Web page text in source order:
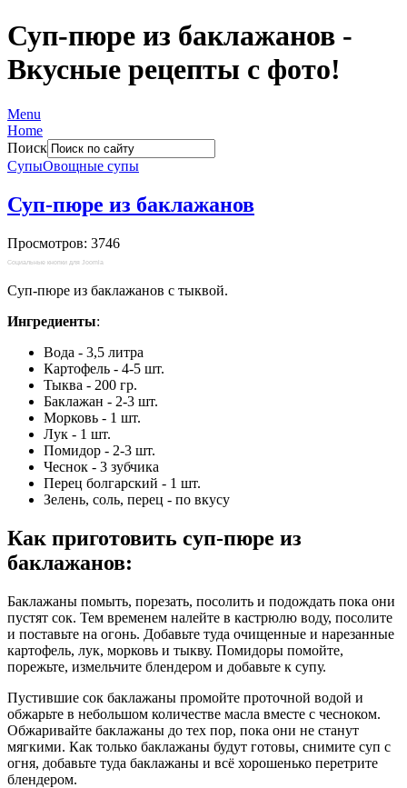
Суп-пюре из баклажанов -
Вкусные рецепты с фото!
Menu
Home
Поиск
СупыОвощные супы
Суп-пюре из баклажанов
Просмотров: 3746
Социальные кнопки для Joomla
Суп-пюре из баклажанов с тыквой.
Ингредиенты:
Вода - 3,5 литра
Картофель - 4-5 шт.
Тыква - 200 гр.
Баклажан - 2-3 шт.
Морковь - 1 шт.
Лук - 1 шт.
Помидор - 2-3 шт.
Чеснок - 3 зубчика
Перец болгарский - 1 шт.
Зелень, соль, перец - по вкусу
Как приготовить суп-пюре из
баклажанов:
Баклажаны помыть, порезать, посолить и подождать пока они
пустят сок. Тем временем налейте в кастрюлю воду, посолите
и поставьте на огонь. Добавьте туда очищенные и нарезанные
картофель, лук, морковь и тыкву. Помидоры помойте,
порежьте, измельчите блендером и добавьте к супу.
Пустившие сок баклажаны промойте проточной водой и
обжарьте в небольшом количестве масла вместе с чесноком.
Обжаривайте баклажаны до тех пор, пока они не станут
мягкими. Как только баклажаны будут готовы, снимите суп с
огня, добавьте туда баклажаны и всё хорошенько перетрите
блендером.